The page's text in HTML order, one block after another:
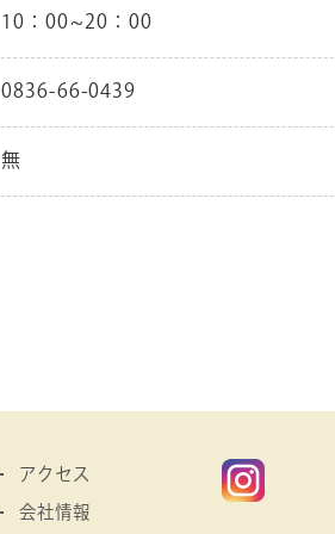
10：00~20：00
0836-66-0439
無
アクセス
会社情報